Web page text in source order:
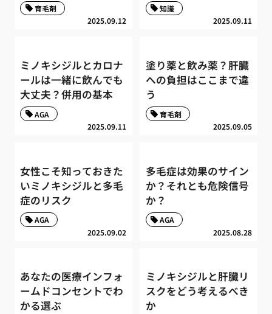
2025.09.12
育毛剤
2025.09.11
知識
ミノキシジルとカロナ
ールは一緒に飲んでも
大丈夫？併用の基本
2025.09.11
AGA
塗り薬と飲み薬？肝臓
への負担はここまで違
う
2025.09.05
育毛剤
女性こそ知っておきた
いミノキシジルと多毛
症のリスク
2025.09.02
AGA
多毛症は効果のサイン
か？それとも危険信号
か？
2025.08.28
AGA
あなたの医療インフォ
ームドコンセントでわ
かる選ぶ
ミノキシジルと肝臓リ
スクをどう考えるべき
か